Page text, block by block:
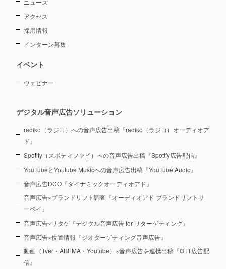
ニュース
アクセス
採用情報
インターン募集
イベント
ウェビナー
デジタル音声広告ソリューション
radiko（ラジコ）への音声広告出稿『radiko（ラジコ）オーディオア
ド』
Spotify（スポティファイ）への音声広告出稿『Spotify広告配信』
YouTubeとYoutube Musicへの音声広告出稿『YouTube Audio』
音声広告DCO『ダイナミックオーディオアド』
音声広告×ブランドリフト調査『オーディオアド ブランドリフトサ
ーベイ』
音声広告×リタゲ『デジタル音声広告 for リターゲティング』
音声広告×位置情報『ジオターゲティング音声広告』
動画（Tver・ABEMA・Youtube）×音声広告を連携出稿『OTT広告配
信』